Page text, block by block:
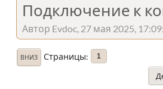
Подключение к
Автор Evdoc, 27 мая 2025,
ВНИЗ Страницы 1